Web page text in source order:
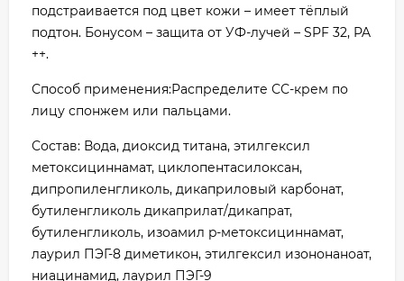
подстраивается под цвет кожи – имеет тёплый
подтон. Бонусом – защита от УФ-лучей – SPF 32, PA
++.
Способ применения:Распределите СС-крем по
лицу спонжем или пальцами.
Состав: Вода, диоксид титана, этилгексил
метоксициннамат, циклопентасилоксан,
дипропиленгликоль, дикаприловый карбонат,
бутиленгликоль дикаприлат/дикапрат,
бутиленгликоль, изоамил p-метоксициннамат,
лаурил ПЭГ-8 диметикон, этилгексил изононаноат,
ниацинамид, лаурил ПЭГ-9